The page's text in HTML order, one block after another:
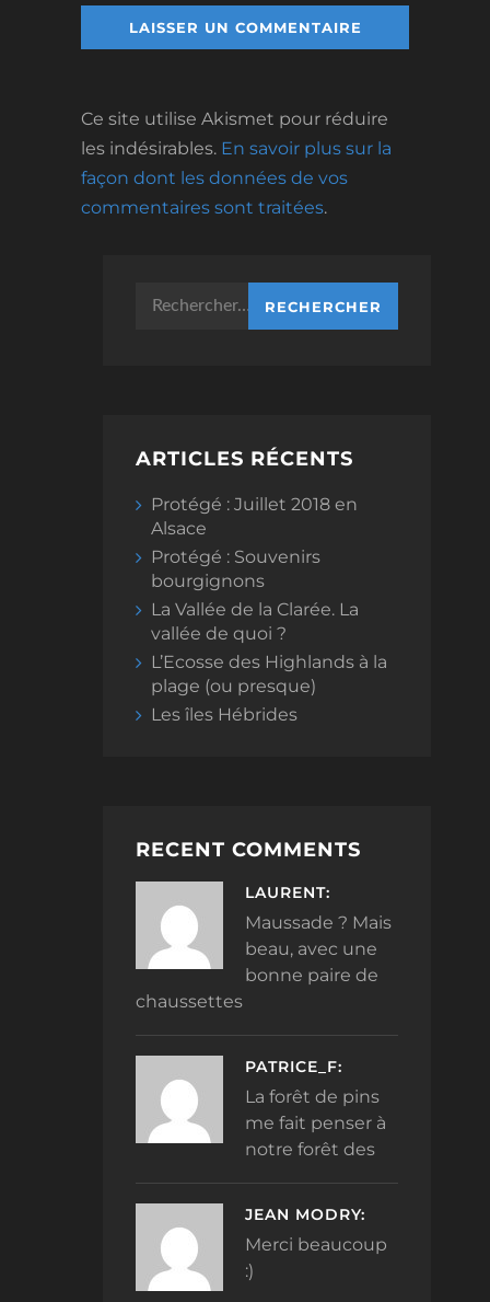
Ce site utilise Akismet pour réduire
les indésirables. En savoir plus sur la
façon dont les données de vos
commentaires sont traitées.
Rechercher :
ARTICLES RÉCENTS
Protégé : Juillet 2018 en
Alsace
Protégé : Souvenirs
bourgignons
La Vallée de la Clarée. La
vallée de quoi ?
L’Ecosse des Highlands à la
plage (ou presque)
Les îles Hébrides
RECENT COMMENTS
LAURENT:
Maussade ? Mais
beau, avec une
bonne paire de
chaussettes
PATRICE_F:
La forêt de pins
me fait penser à
notre forêt des
JEAN MODRY:
Merci beaucoup
:)